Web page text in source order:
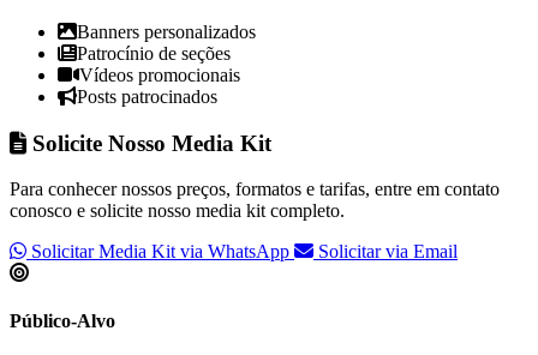
Banners personalizados
Patrocínio de seções
Vídeos promocionais
Posts patrocinados
Solicite Nosso Media Kit
Para conhecer nossos preços, formatos e tarifas, entre em contato
conosco e solicite nosso media kit completo.
Solicitar Media Kit via WhatsApp
Solicitar via Email
Público-Alvo